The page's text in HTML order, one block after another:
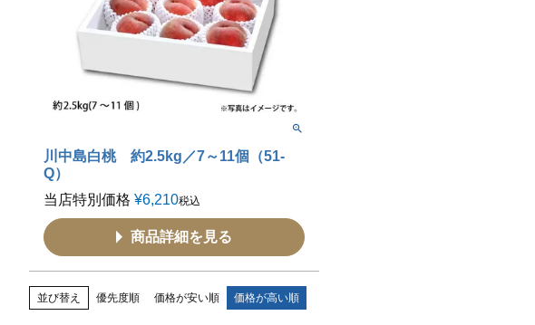
川中島白桃 約2.5kg／7～11個（51-
Q）
当店特別価格 ¥6,210税込
商品詳細を見る
並び替え 優先度順 価格が安い順 価格が高い順